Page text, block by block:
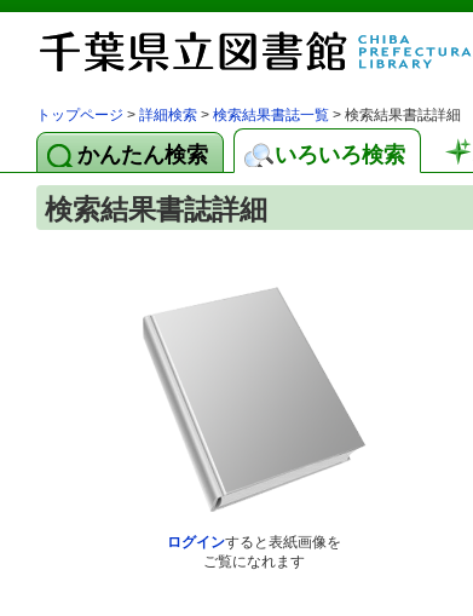
トップページ > 詳細検索 > 検索結果書誌一覧 > 検索結果書誌詳細
かんたん検索 いろいろ検索
検索結果書誌詳細
ログインすると表紙画像を
ご覧になれます